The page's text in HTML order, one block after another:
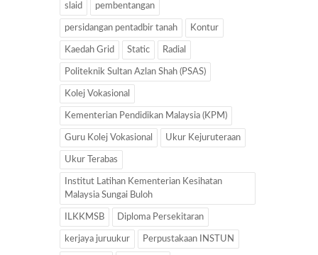
slaid pembentangan
persidangan pentadbir tanah Kontur
Kaedah Grid Static Radial
Politeknik Sultan Azlan Shah (PSAS)
Kolej Vokasional
Kementerian Pendidikan Malaysia (KPM)
Guru Kolej Vokasional Ukur Kejuruteraan
Ukur Terabas
Institut Latihan Kementerian Kesihatan
Malaysia Sungai Buloh
ILKKMSB Diploma Persekitaran
kerjaya juruukur Perpustakaan INSTUN